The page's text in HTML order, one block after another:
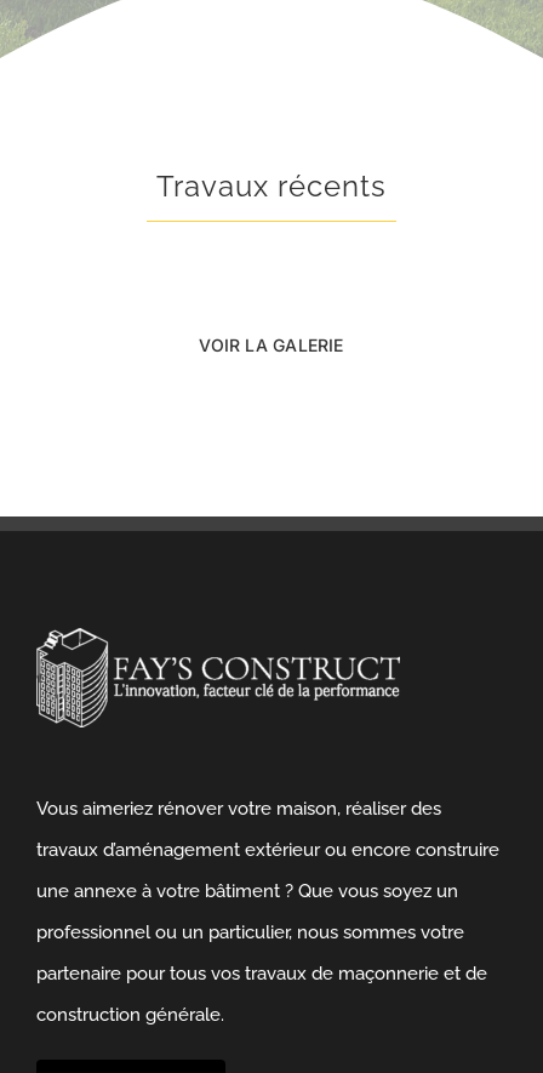
Travaux récents
VOIR LA GALERIE
Vous aimeriez rénover votre maison, réaliser des
travaux d’aménagement extérieur ou encore construire
une annexe à votre bâtiment ? Que vous soyez un
professionnel ou un particulier, nous sommes votre
partenaire pour tous vos travaux de maçonnerie et de
construction générale.